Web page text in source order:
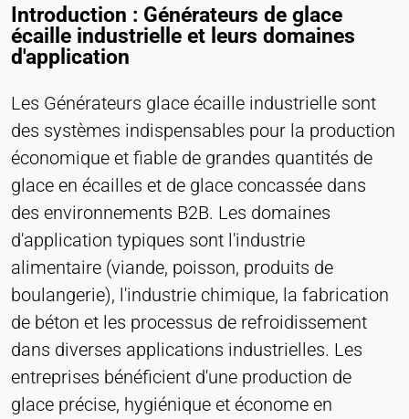
Introduction : Générateurs de glace
écaille industrielle et leurs domaines
d'application
Les Générateurs glace écaille industrielle sont
des systèmes indispensables pour la production
économique et fiable de grandes quantités de
glace en écailles et de glace concassée dans
des environnements B2B. Les domaines
d'application typiques sont l'industrie
alimentaire (viande, poisson, produits de
boulangerie), l'industrie chimique, la fabrication
de béton et les processus de refroidissement
dans diverses applications industrielles. Les
entreprises bénéficient d'une production de
glace précise, hygiénique et économe en
MARKETING
Utilisées pour mesurer l'efficacité du marketing et
identifier les visiteurs liés à l'entreprise.
LinkedIn
Name:
bcookie, li_gc, lidc
Provider:
Société LinkedIn
Purpose:
Suivi des conversions
Cookie duration:
1 jour - 1 an